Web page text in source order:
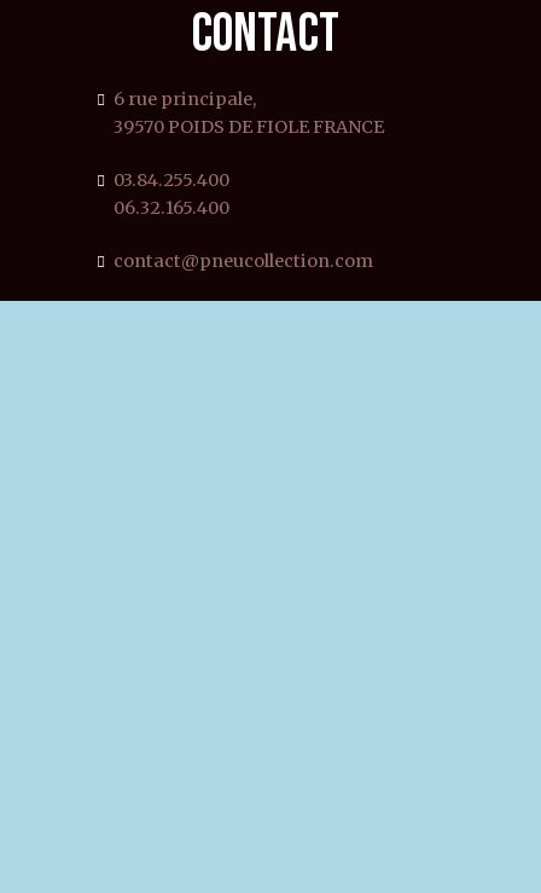
CONTACT
6 rue principale,
39570 POIDS DE FIOLE FRANCE
03.84.255.400
06.32.165.400
contact@pneucollection.com